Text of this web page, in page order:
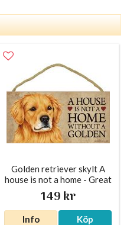
Golden retriever skylt A
house is not a home - Great
149 kr
Info Köp